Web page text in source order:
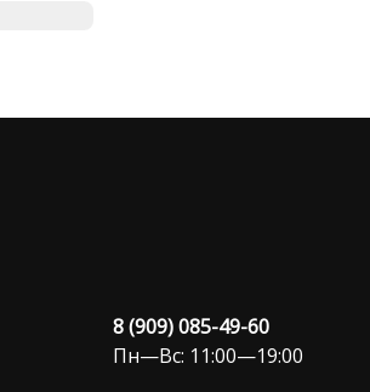
8 (909) 085-49-60
Пн—Вс: 11:00—19:00